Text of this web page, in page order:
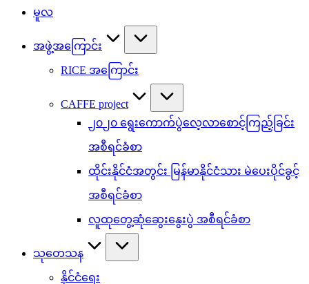
မူလ
အဖွဲ့အကြောင်း
RICE အကြောင်း
CAFFE project
၂၀၂၀ ရွေးကောက်ပွဲလေ့လာစောင့်ကြည့်ခြင်း
အစီရင်ခံစာ
ထိုင်းနိုင်ငံအတွင်း မြန်မာနိုင်ငံသား မဲပေးပိုင်ခွင့်
အစီရင်ခံစာ
လူထုတွေ့ဆုံဆွေးနွေးပွဲ အစီရင်ခံစာ
သုတေသန
နိုင်ငံရေး